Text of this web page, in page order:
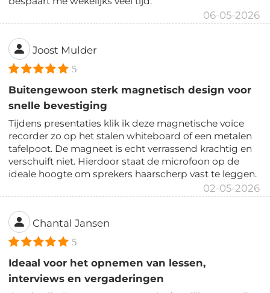
06-05-2026
Joost Mulder
5
Buitengewoon sterk magnetisch design voor
snelle bevestiging
Tijdens presentaties klik ik deze magnetische voice
recorder zo op het stalen whiteboard of een metalen
tafelpoot. De magneet is echt verrassend krachtig en
verschuift niet. Hierdoor staat de microfoon op de
ideale hoogte om sprekers haarscherp vast te leggen.
02-05-2026
Chantal Jansen
5
Ideaal voor het opnemen van lessen,
interviews en vergaderingen